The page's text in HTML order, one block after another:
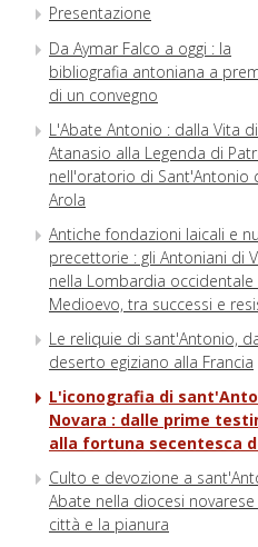
Presentazione
Da Aymar Falco a oggi : la
bibliografia antoniana a
di un convegno
L'Abate Antonio : dalla Vita di
Atanasio alla Legenda di
nell'oratorio di Sant'Antonio
Arola
Antiche fondazioni laicali e
precettorie : gli Antoniani di
nella Lombardia occidentale
Medioevo, tra successi e
Le reliquie di sant'Antonio,
deserto egiziano alla Francia
L'iconografia di
Novara : dalle prime
alla fortuna secentesca
Culto e devozione a
Abate nella diocesi novarese
città e la pianura